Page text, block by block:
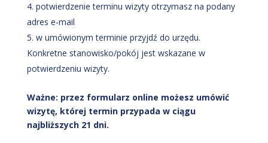
potwierdzenie terminu wizyty otrzymasz na podany
adres e-mail
w umówionym terminie przyjdź do urzędu.
Konkretne stanowisko/pokój jest wskazane w
potwierdzeniu wizyty.
Ważne: przez formularz online możesz umówić
wizytę, której termin przypada w ciągu
najbliższych 21 dni.